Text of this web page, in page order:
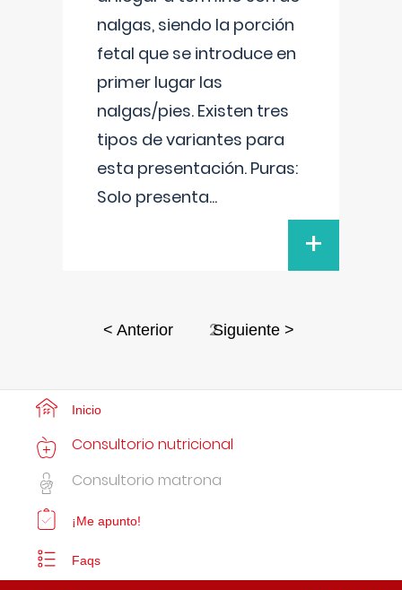
nalgas, siendo la porción
fetal que se introduce en
primer lugar las
nalgas/pies. Existen tres
tipos de variantes para
esta presentación. Puras:
Solo presenta...
+
< Anterior 2Siguiente >
Inicio
Consultorio nutricional
Consultorio matrona
¡Me apunto!
Faqs